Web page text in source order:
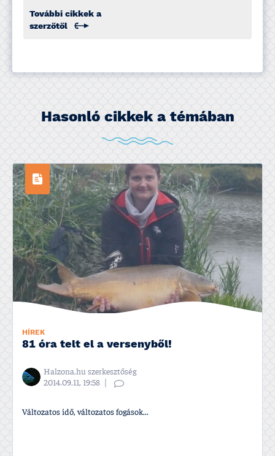
További cikkek a
szerzőtől
Hasonló cikkek a témában
HÍREK
81 óra telt el a versenyből!
Halzona.hu szerkesztőség
2014.09.11, 19:58
Változatos idő, változatos fogások...